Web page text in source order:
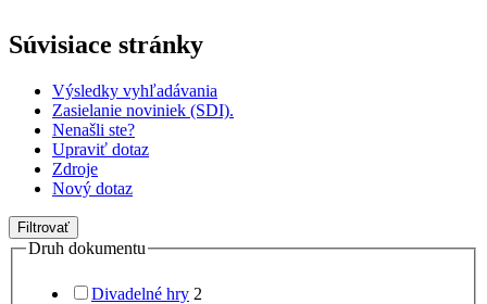
Súvisiace stránky
Výsledky vyhľadávania
Zasielanie noviniek (SDI).
Nenašli ste?
Upraviť dotaz
Zdroje
Nový dotaz
Filtrovať
Druh dokumentu
Divadelné hry 2